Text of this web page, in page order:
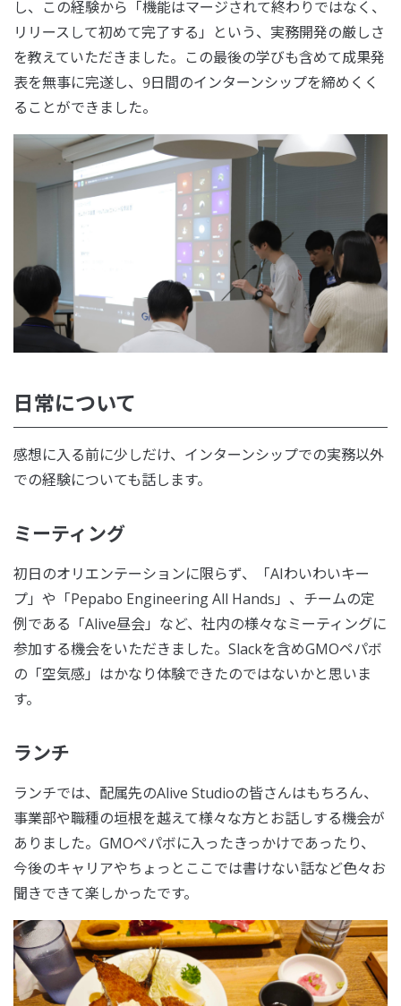
し、この経験から「機能はマージされて終わりではなく、
リリースして初めて完了する」という、実務開発の厳しさ
を教えていただきました。この最後の学びも含めて成果発
表を無事に完遂し、9日間のインターンシップを締めくく
ることができました。
日常について
感想に入る前に少しだけ、インターンシップでの実務以外
での経験についても話します。
ミーティング
初日のオリエンテーションに限らず、「AIわいわいキー
プ」や「Pepabo Engineering All Hands」、チームの定
例である「Alive昼会」など、社内の様々なミーティングに
参加する機会をいただきました。Slackを含めGMOペパボ
の「空気感」はかなり体験できたのではないかと思いま
す。
ランチ
ランチでは、配属先のAlive Studioの皆さんはもちろん、
事業部や職種の垣根を越えて様々な方とお話しする機会が
ありました。GMOペパボに入ったきっかけであったり、
今後のキャリアやちょっとここでは書けない話など色々お
聞きできて楽しかったです。